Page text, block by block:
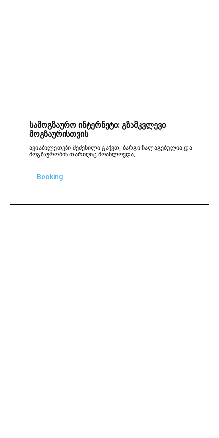
სამოგზაურო ინტერნეტი: გზამკვლევი
მოგზაურისთვის
ავიაბილეთები შეძენილი გაქვთ, ბარგი ჩალაგებულია და
მოგზაურობის თარიღიც მოახლოვდა,...
Booking